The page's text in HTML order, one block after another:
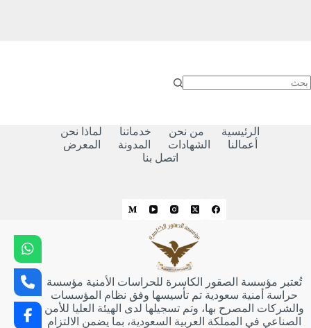
الرئيسية من نحن خدماتنا
لماذا نحن
أعمالنا
الشهادات المدونة
المعرض
اتصل بنا
تُعتبر مؤسسة الصقور الكاسرة للحراسات الأمنية مؤسسة
حراسة أمنية سعودية تم تأسيسها وفق نظام المؤسسات
والشركات المصرح بها، وتم تسجيلها لدى الهيئة العليا للأمن
الصناعي في المملكة العربية السعودية، بما يضمن الالتزام